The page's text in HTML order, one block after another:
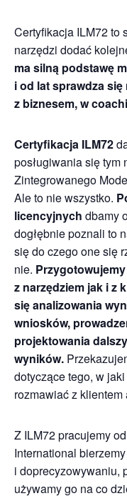
Certyfikacja ILM72 to
narzędzi dodać
ma silną podstawę
i od lat sprawdza
z biznesem, w
Certyfikacja ILM72
posługiwania się
Zintegrowanego
Ale to nie wszystko.
licencyjnych dbamy
dogłębnie poznali to
się do czego one się
nie.
z narzędziem jak i z
się analizowania
wniosków,
projektowania
wyników.
dotyczące tego, w
rozmawiać z klientem
Z ILM72 pracujemy
International
i doprecyzowywaniu,
używamy go na co